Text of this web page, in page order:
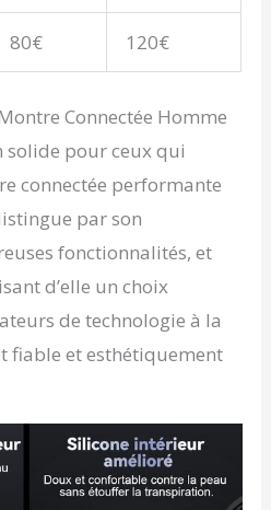
chronomètre, consultez
les prévisions météo en
lorsque vous êtes
sédentaire. Profitez
également du contrôle
mains libres pour la
lecture de musique et la
commande à distance
de l’appareil photo,
plus intelligent et plus
pratique Support Fiable,
Garantie: Avec LIGE,
client disponible 24h/24
et 7j/7 pour répondre à
toutes vos questions à
tout moment, ainsi
80€ 120€
Connectée Homme
solide pour ceux qui
connectée performante
par son
fonctionnalités, et
d’elle un choix
de technologie à la
fiable et esthétiquement